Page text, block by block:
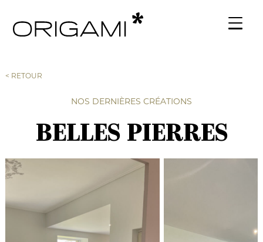
NOS DERNIÈRES CRÉATIONS
BELLES PIERRES
< RETOUR